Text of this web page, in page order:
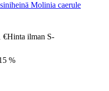
Molinia caerule
€Hinta ilman S-
%